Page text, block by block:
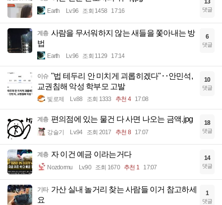
Earth Lv.96 조회 1458 17:16
13
댓글
계층 사람을 무서워하지 않는 새들을 쫓아내는 방
법
Earth Lv.96 조회 1129 17:14
6
댓글
이슈 "법 테두리 안 미치게 괴롭히겠다"‥안민석,
교권침해 악성 학부모 고발
빛로제 Lv.88 조회 1333 추천 4 17:08
10
댓글
계층 편의점에 있는 물건 다 사면 나오는 금액.jpg
강슬기 Lv.94 조회 2017 추천 8 17:07
18
댓글
계층 자 이건 예금 이라는거다
Nozdormu Lv.90 조회 1670 추천 1 17:07
14
댓글
기타 가산 실내 놀거리 찾는 사람들 이거 참고하세
요
1
댓글